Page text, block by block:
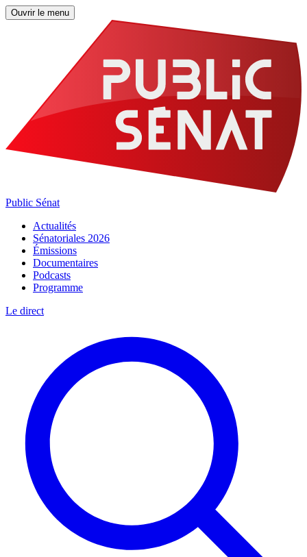
Ouvrir le menu
Public Sénat
Actualités
Sénatoriales 2026
Émissions
Documentaires
Podcasts
Programme
Le direct